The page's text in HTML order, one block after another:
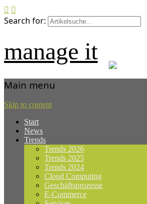
Search for:
manage it
Main menu
Skip to content
Start
News
Trends
Trends 2026
Trends 2025
Trends 2024
Cloud Computing
Geschäftsprozesse
E-Commerce